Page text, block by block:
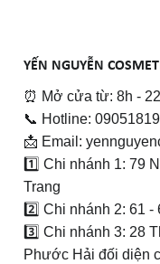
YẾN NGUYỄN
⏰ Mở cửa từ: 8h -
📞 Hotline:
📩 Email:
1️⃣ Chi nhánh 1: 79
Trang
2️⃣ Chi nhánh 2: 61 -
3️⃣ Chi nhánh 3: 28
Phước Hải đối diện